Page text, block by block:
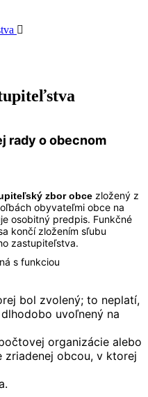
rady o obecnom
zbor obce zložený z
obyvateľmi obce na
osobitný predpis. Funkčné
končí zložením sľubu
zastupiteľstva.
s funkciou
bol zvolený; to neplatí,
uvoľnený na
organizácie alebo
zriadenej obcou, v ktorej